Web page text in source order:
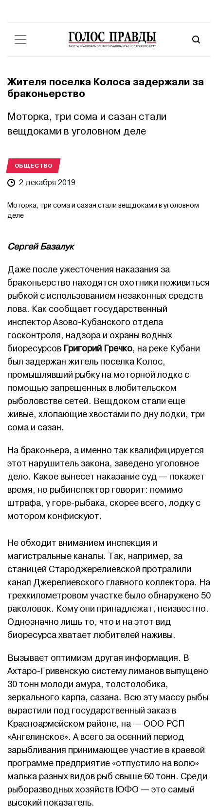
Жителя поселка Колоса задержали за
браконьерство
Моторка, три сома и сазан стали
вещдоками в уголовном деле
ОБЩЕСТВО
2 декабря 2019
Моторка, три сома и сазан стали вещдоками в уголовном
деле
Сергей Базалук
Даже после ужесточения наказания за
браконьерство находятся охотники поживиться
рыбкой с использованием незаконных средств
лова. Как сообщает государственный
инспектор Азово-Кубанского отдела
госконтроля, надзора и охраны водных
биоресурсов Григорий Гречко, на реке Кубани
был задержан житель поселка Колос,
промышлявший рыбку на моторной лодке с
помощью запрещенных в любительском
рыболовстве сетей. Вещдоком стали еще
живые, хлопающие хвостами по дну лодки, три
сома и сазан.
На браконьера, а именно так квалифицируется
этот нарушитель закона, заведено уголовное
дело. Какое вынесет наказание суд — покажет
время, но рыбинспектор говорит: помимо
штрафа, у горе-рыбака, скорее всего, лодку с
мотором конфискуют.
Не обходит вниманием инспекция и
магистральные каналы. Так, например, за
станицей Староджерелиевской протралили
канал Джерелиевского главного коллектора. На
трехкилометровом участке было обнаружено 50
раколовок. Кому они принадлежат, неизвестно.
Однозначно лишь то, что и на этот вид
биоресурса хватает любителей наживы.
Вызывает оптимизм другая информация. В
Ахтаро-Гривенскую систему лиманов выпущено
30 тонн молоди амура, толстолобика,
зеркального карпа, сазана. Всю эту массу рыбы
вырастили под государственный заказ в
Красноармейском районе, на — ООО РСП
«Ангелинское». А всего за осенний период
зарыбливания принимающее участие в краевой
программе предприятие «отпустило на волю»
малька разных видов рыб свыше 60 тонн. Среди
рыборазводных хозяйств ЮФО — это самый
высокий показатель.